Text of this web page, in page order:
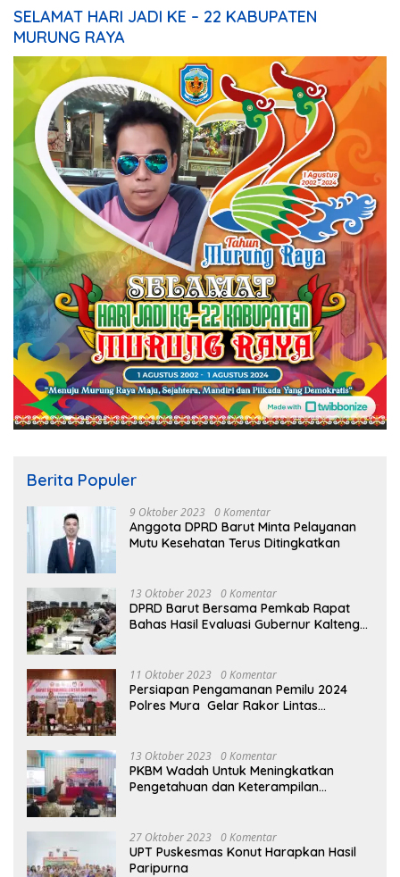
SELAMAT HARI JADI KE – 22 KABUPATEN
MURUNG RAYA
Berita Populer
9 Oktober 2023 0 Komentar
Anggota DPRD Barut Minta Pelayanan
Mutu Kesehatan Terus Ditingkatkan
13 Oktober 2023 0 Komentar
DPRD Barut Bersama Pemkab Rapat
Bahas Hasil Evaluasi Gubernur Kalteng
11 Oktober 2023 0 Komentar
Persiapan Pengamanan Pemilu 2024
Polres Mura Gelar Rakor Lintas
13 Oktober 2023 0 Komentar
PKBM Wadah Untuk Meningkatkan
Pengetahuan dan Keterampilan
27 Oktober 2023 0 Komentar
UPT Puskesmas Konut Harapkan Hasil
Paripurna